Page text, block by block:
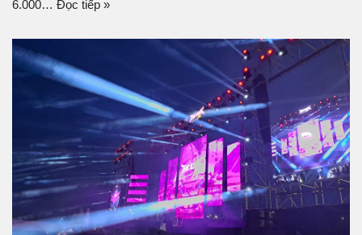
6.000… Đọc tiếp »